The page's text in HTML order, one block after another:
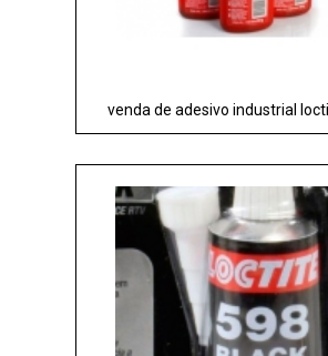
venda de adesivo industrial